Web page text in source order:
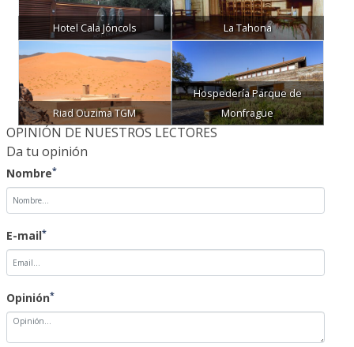
Hotel Cala Jóncols La Tahona
Riad Ouzima TGM
Hospedería Parque de
Monfragüe
OPINIÓN DE NUESTROS LECTORES
Da tu opinión
Nombre*